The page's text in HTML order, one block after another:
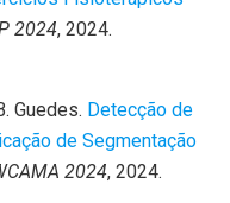
2024, 2024.
Guedes. Detecção de
de Segmentação
2024, 2024.